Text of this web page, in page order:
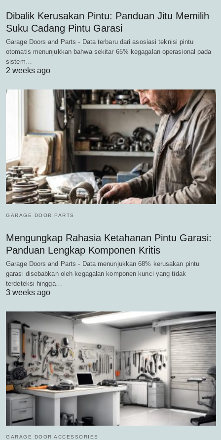
Dibalik Kerusakan Pintu: Panduan Jitu Memilih
Suku Cadang Pintu Garasi
Garage Doors and Parts - Data terbaru dari asosiasi teknisi pintu
otomatis menunjukkan bahwa sekitar 65% kegagalan operasional pada
sistem…
2 weeks ago
GARAGE DOOR PARTS
Mengungkap Rahasia Ketahanan Pintu Garasi:
Panduan Lengkap Komponen Kritis
Garage Doors and Parts - Data menunjukkan 68% kerusakan pintu
garasi disebabkan oleh kegagalan komponen kunci yang tidak
terdeteksi hingga…
3 weeks ago
GARAGE DOOR ACCESSORIES